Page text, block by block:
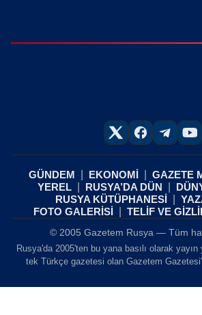
GÜNDEM EKONOMİ
GAZETE
YEREL
RUSYA’DA DÜN
RUSYA KÜTÜPHANESİ
FOTO GALERİSİ
TELİF VE
© 2005 Gazetem Rusya — Tüm
Rusya'da 2005'ten bu yana basılı olarak
tek Türkçe gazetesi olan Gazetem